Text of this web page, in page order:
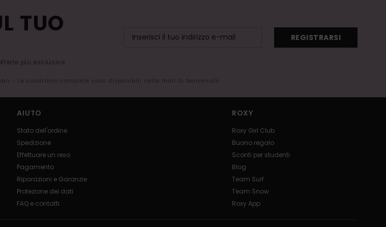
TUO
più esclusive.
REGISTRARSI
- Le condizioni complete sono disponibili nella mail di benvenuto
AIUTO
Stato dell'ordine
Spedizione
Effettuare un reso
Pagamento
Riparazioni e Garanzie
Protezione dei dati
FAQ e contatti
ROXY
Roxy Girl Club
Buono regalo
Sconti per studenti
Blog
Team Surf
Team Snow
Roxy App